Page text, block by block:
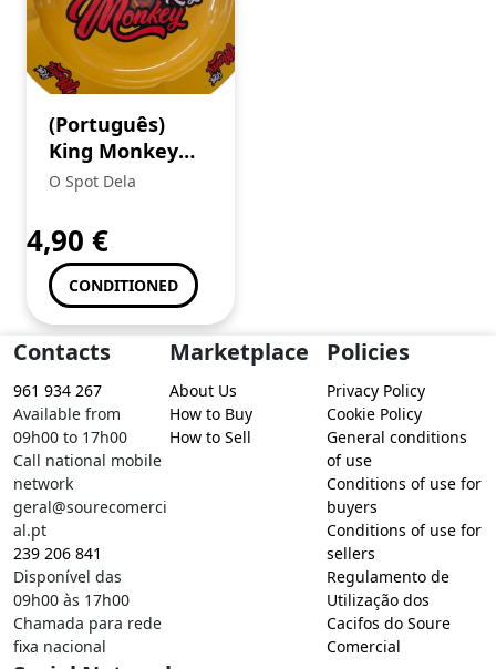
(Português)
King Monkey
Cinzeiro (1) +
Brown
O Spot Dela
4,90 €
CONDITIONED
Contacts
961 934 267
Available from
09h00 to 17h00
Call national mobile
network
geral@sourecomerci
al.pt
239 206 841
Disponível das
09h00 às 17h00
Chamada para rede
fixa nacional
Marketplace
About Us
How to Buy
How to Sell
Policies
Privacy Policy
Cookie Policy
General conditions
of use
Conditions of use for
buyers
Conditions of use for
sellers
Regulamento de
Utilização dos
Cacifos do Soure
Comercial